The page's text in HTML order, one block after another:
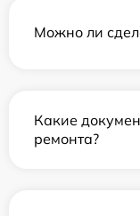
Можно ли
Какие
ремонта?